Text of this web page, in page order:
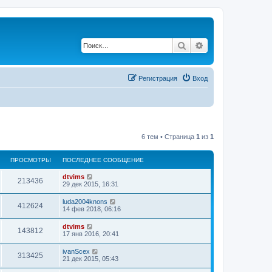
Поиск
Вход
Регистрация
6 тем • Страница 1 из 1
ПРОСМОТРЫ ПОСЛЕДНЕЕ СООБЩЕНИЕ
213436
dtvims
29 дек 2015, 16:31
412624
luda2004knons
14 фев 2018, 06:16
143812
dtvims
17 янв 2016, 20:41
313425
ivanScex
21 дек 2015, 05:43